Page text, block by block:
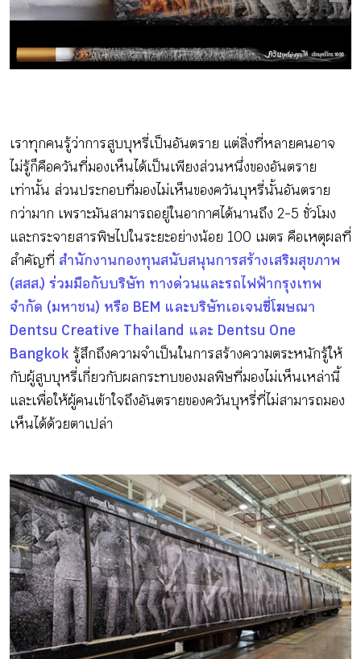
หัวข้อที่เราแนะนำ
TH EN
เราทุกคนรู้ว่าการสูบบุหรี่เป็นอันตราย แต่สิ่งที่หลายคนอาจ
ไม่รู้ก็คือควันที่มองเห็นได้เป็นเพียงส่วนหนึ่งของอันตราย
เท่านั้น ส่วนประกอบที่มองไม่เห็นของควันบุหรี่นั้นอันตราย
กว่ามาก เพราะมันสามารถอยู่ในอากาศได้นานถึง 2-5 ชั่วโมง
และกระจายสารพิษไปในระยะอย่างน้อย 100 เมตร คือเหตุผลที่
สำคัญที่ สำนักงานกองทุนสนับสนุนการสร้างเสริมสุขภาพ
(สสส.) ร่วมมือกับบริษัท ทางด่วนและรถไฟฟ้ากรุงเทพ
จำกัด (มหาชน) หรือ BEM และบริษัทเอเจนซี่โฆษณา
Dentsu Creative Thailand และ Dentsu One
Bangkok รู้สึกถึงความจำเป็นในการสร้างความตระหนักรู้ให้
กับผู้สูบบุหรี่เกี่ยวกับผลกระทบของมลพิษที่มองไม่เห็นเหล่านี้
และเพื่อให้ผู้คนเข้าใจถึงอันตรายของควันบุหรี่ที่ไม่สามารถมอง
เห็นได้ด้วยตาเปล่า